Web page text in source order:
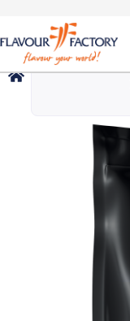
ΠΡΩΤΕΪΝΕΣ